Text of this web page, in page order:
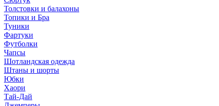
Толстовки и балахоны
Топики и Бра
Туники
Фартуки
Футболки
Чапсы
Шотландская одежда
Штаны и шорты
Юбки
Хаори
Тай-Дай